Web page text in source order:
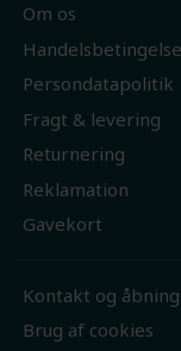
Om os
Persondatapolitik
Fragt & levering
Returnering
Reklamation
Gavekort
Kontakt og
Brug af cookies